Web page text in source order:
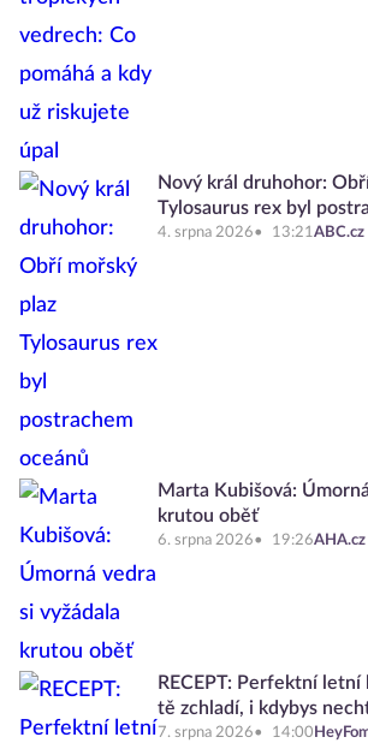
Nový král druhohor:
Tylosaurus rex byl
4. srpna 2026 13:21ABC.cz
Marta Kubišová:
krutou oběť
6. srpna 2026 19:26AHA.cz
RECEPT: Perfektní
tě zchladí, i kdybys
7. srpna 2026 14:00